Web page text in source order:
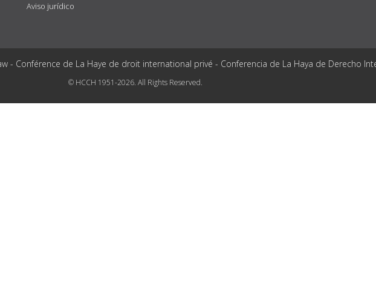
Aviso jurídico
- Conférence de La Haye de droit international privé - Conferencia de La Haya de Derecho
© HCCH 1951-2026. All Rights Reserved.